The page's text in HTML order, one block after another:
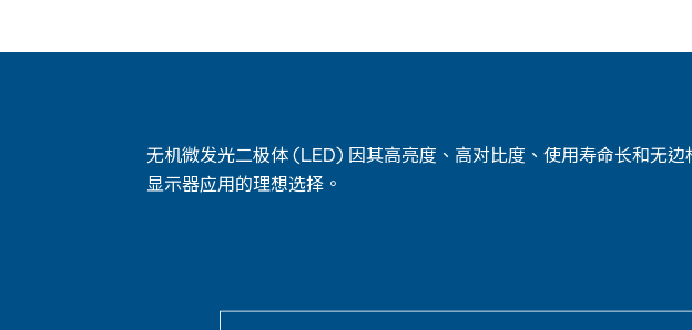
无机微发光二极体 (LED) 因其高亮度、高对比度、使用寿命长和无
显示器应用的理想选择。